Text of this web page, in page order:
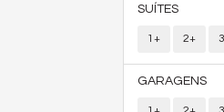
SUÍTES
1+ 2+
GARAGENS